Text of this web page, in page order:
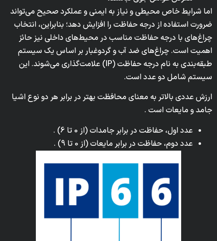
اما شرایط خاص محیطی و نیاز به ایمنی و عملکرد صحیح می‌تواند
ضرورت استفاده از درجه حفاظت را افزایش دهد؛ بنابراین، انتخاب
چراغ‌های با درجه حفاظت مناسب در محیط‌های داخلی نیز حائز
اهمیت است. چراغ‌های ضد آب و گردوغبار بر اساس یک سیستم
طبقه‌بندی به نام درجه حفاظت (IP) علامت‌گذاری می‌شوند. این
سیستم شامل دو عدد است.
ارزش عددی بالاتر به معنای محافظت بهتر در برابر هر دو نوع اشیا
جامد و مایعات است .
عدد اول، حفاظت در برابر جامدات (از 0 تا 6) .
عدد دوم، حفاظت در برابر مایعات (از 0 تا 9) .